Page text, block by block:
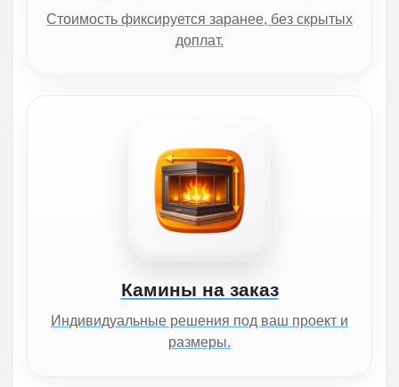
Стоимость фиксируется заранее, без скрытых
доплат.
Камины на заказ
Индивидуальные решения под ваш проект и
размеры.